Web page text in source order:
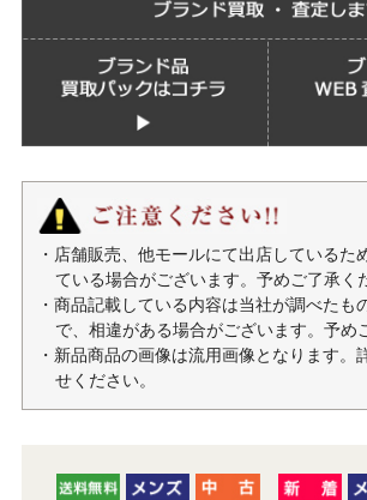
・店舗販売、他モールにて出店しているた
ている場合がございます。予めご了承く
・商品記載している内容は当社が調べたも
で、相違がある場合がございます。予め
・新品商品の画像は流用画像となります。
せください。